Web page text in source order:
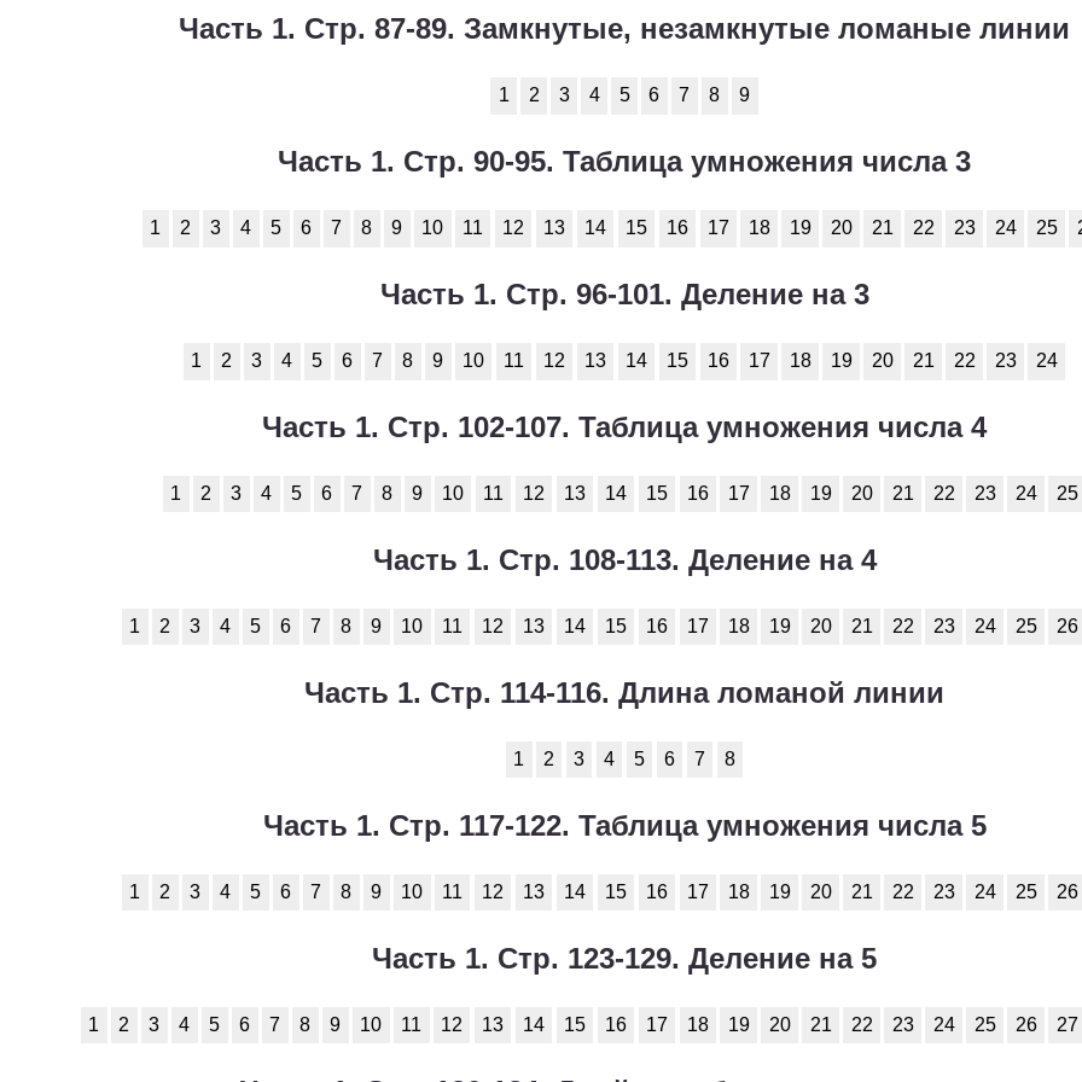
Часть 1. Стр. 87-89. Замкнутые, незамкнутые ломаные линии
1 2 3 4 5 6 7 8 9
Часть 1. Стр. 90-95. Таблица умножения числа 3
1 2 3 4 5 6 7 8 9 10 11 12 13 14 15 16 17 18 19 20 21 22 23 24 25
Часть 1. Стр. 96-101. Деление на 3
1 2 3 4 5 6 7 8 9 10 11 12 13 14 15 16 17 18 19 20 21 22 23 24
Часть 1. Стр. 102-107. Таблица умножения числа 4
1 2 3 4 5 6 7 8 9 10 11 12 13 14 15 16 17 18 19 20 21 22 23 24 25
Часть 1. Стр. 108-113. Деление на 4
1 2 3 4 5 6 7 8 9 10 11 12 13 14 15 16 17 18 19 20 21 22 23 24 25 26
Часть 1. Стр. 114-116. Длина ломаной линии
1 2 3 4 5 6 7 8
Часть 1. Стр. 117-122. Таблица умножения числа 5
1 2 3 4 5 6 7 8 9 10 11 12 13 14 15 16 17 18 19 20 21 22 23 24 25 26
Часть 1. Стр. 123-129. Деление на 5
1 2 3 4 5 6 7 8 9 10 11 12 13 14 15 16 17 18 19 20 21 22 23 24 25 26 27